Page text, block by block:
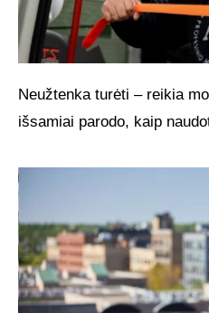
Neužtenka turėti – reikia
išsamiai parodo, kaip